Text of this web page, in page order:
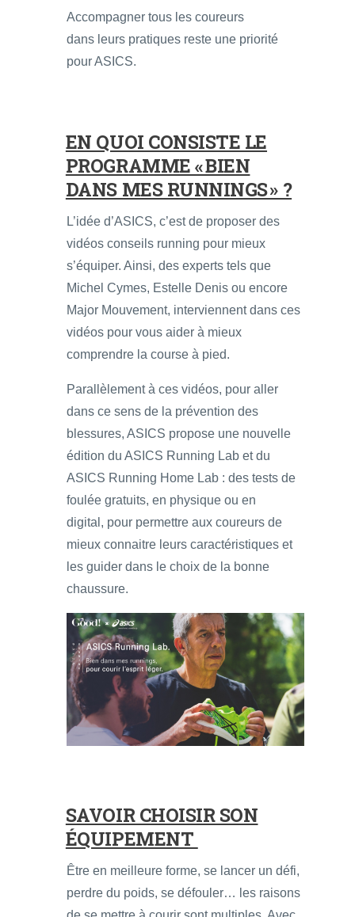
Accompagner tous les coureurs
dans leurs pratiques reste une priorité
pour ASICS.
EN QUOI CONSISTE LE
PROGRAMME « BIEN
DANS MES RUNNINGS » ?
L’idée d’ASICS, c’est de proposer des
vidéos conseils running pour mieux
s’équiper. Ainsi, des experts tels que
Michel Cymes, Estelle Denis ou encore
Major Mouvement, interviennent dans ces
vidéos pour vous aider à mieux
comprendre la course à pied.
Parallèlement à ces vidéos, pour aller
dans ce sens de la prévention des
blessures, ASICS propose une nouvelle
édition du ASICS Running Lab et du
ASICS Running Home Lab : des tests de
foulée gratuits, en physique ou en
digital, pour permettre aux coureurs de
mieux connaitre leurs caractéristiques et
les guider dans le choix de la bonne
chaussure.
SAVOIR CHOISIR SON
ÉQUIPEMENT
Être en meilleure forme, se lancer un défi,
perdre du poids, se défouler… les raisons